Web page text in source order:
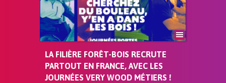
LA FILIÈRE FORÊT-BOIS RECRUTE
PARTOUT EN FRANCE, AVEC LES
JOURNÉES VERY WOOD MÉTIERS !